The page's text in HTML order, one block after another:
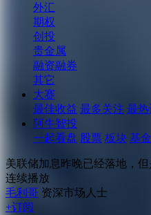
外汇
期权
创投
贵金属
融资融券
其它
大赛
最佳收益 最多关注 最热
阿牛智投
一起看盘 股票 板块 基金
美联储加息昨晚已经落地，
连续播放
毛利哥 资深市场人士
+订阅